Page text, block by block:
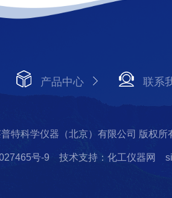
产品中心 联系
特科学仪器（北京）有限公司 版权所
号-9 技术支持：化工仪器网